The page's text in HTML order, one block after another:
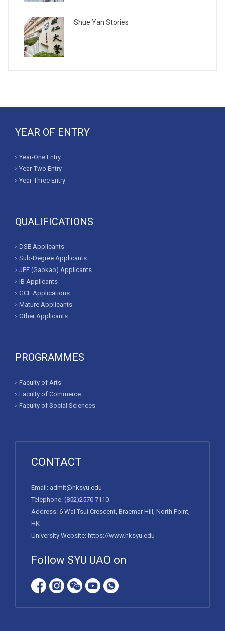
Shue Yan Stories
YEAR OF ENTRY
Year-One Entry
Year-Two Entry
Year-Three Entry
QUALIFICATIONS
DSE Applicants
Sub-Degree Applicants
JEE (Gaokao) Applicants
IB Applicants
GCE Applications
Mature Applicants
Other Applicants
PROGRAMMES
Faculty of Arts
Faculty of Commerce
Faculty of Social Sciences
CONTACT
Email: admit@hksyu.edu
Telephone: (852)2570 7110
Address: 6 Wai Tsui Crescent, Braemar Hill, North Point,
HK
University Website: https://www.hksyu.edu
Follow SYU UAO on